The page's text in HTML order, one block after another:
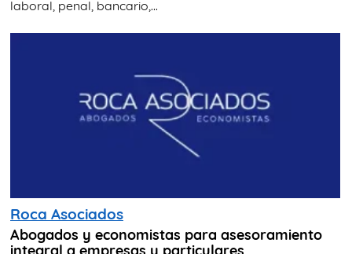
laboral, penal, bancario,...
Roca Asociados
Abogados y economistas para asesoramiento
integral a empresas y particulares